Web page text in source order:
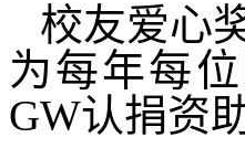
校友爱心
为每年每
GW认捐资